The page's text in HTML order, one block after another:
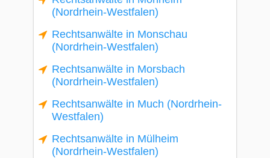
(Nordrhein-Westfalen)
Rechtsanwälte in Monschau
(Nordrhein-Westfalen)
Rechtsanwälte in Morsbach
(Nordrhein-Westfalen)
Rechtsanwälte in Much (Nordrhein-
Westfalen)
Rechtsanwälte in Mülheim
(Nordrhein-Westfalen)